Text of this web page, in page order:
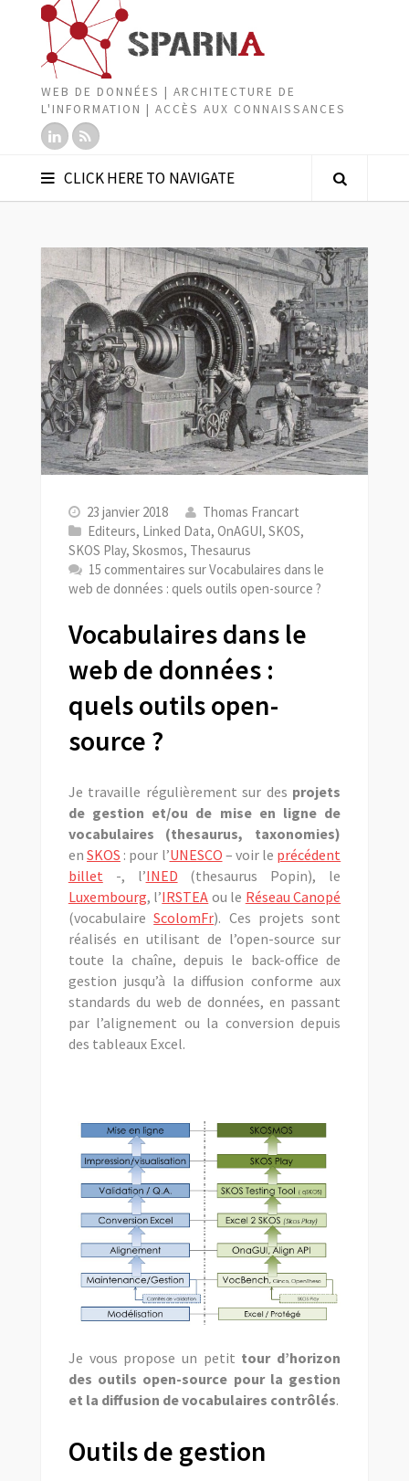
WEB DE DONNÉES | ARCHITECTURE DE
L'INFORMATION | ACCÈS AUX CONNAISSANCES
CLICK HERE TO NAVIGATE
23 janvier 2018
Thomas Francart
Editeurs, Linked Data, OnAGUI, SKOS,
SKOS Play, Skosmos, Thesaurus
15 commentaires sur Vocabulaires dans le
web de données : quels outils open-source ?
Vocabulaires dans le
web de données :
quels outils open-
source ?
Je travaille régulièrement sur des projets
de gestion et/ou de mise en ligne de
vocabulaires (thesaurus, taxonomies)
en SKOS : pour l’UNESCO – voir le précédent
billet -, l’INED (thesaurus Popin), le
Luxembourg, l’IRSTEA ou le Réseau Canopé
(vocabulaireScolomFr). Ces projets sont
réalisés en utilisant de l’open-source sur
toute la chaîne, depuis le back-office de
gestion jusqu’à la diffusion conforme aux
standards du web de données, en passant
par l’alignement ou la conversion depuis
des tableaux Excel.
Je vous propose un petit tour d’horizon
des outils open-source pour la gestion
et la diffusion de vocabulaires contrôlés.
Outils de gestion